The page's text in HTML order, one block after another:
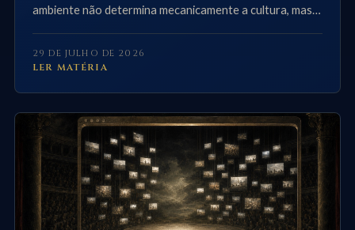
ambiente não determina mecanicamente a cultura, mas
29 DE JULHO DE 2026
LER MATÉRIA